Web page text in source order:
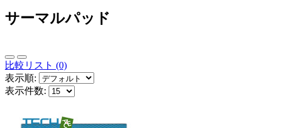
サーマルパッド
比較リスト (0)
表示順:
表示件数: